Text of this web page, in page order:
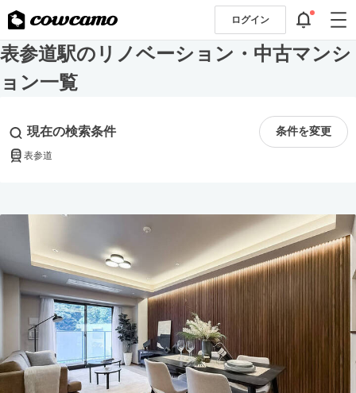
ログイン
表参道駅のリノベーション・中古マンシ
ョン一覧
現在の検索条件 条件を変更
表参道